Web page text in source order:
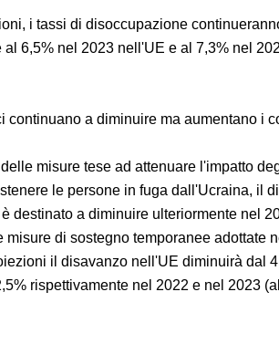
i tassi di disoccupazione
al 6,5% nel 2023 nell'UE e al 7,3% nel
continuano a diminuire ma aumentano i
misure tese ad attenuare l'impatto
le persone in fuga dall'Ucraina, il
destinato a diminuire ulteriormente nel
misure di sostegno temporanee adottate
il disavanzo nell'UE diminuirà dal
rispettivamente nel 2022 e nel 2023